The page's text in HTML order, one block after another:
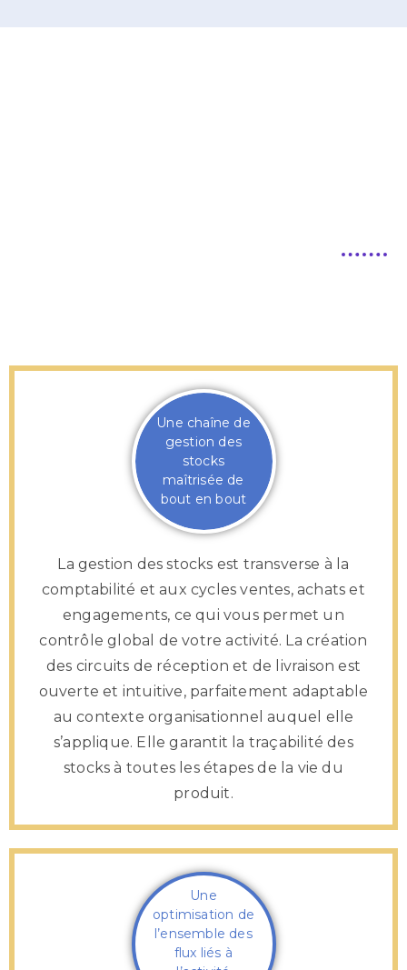
Une chaîne de
gestion des
stocks
maîtrisée de
bout en bout
La gestion des stocks est transverse à la
comptabilité et aux cycles ventes, achats et
engagements, ce qui vous permet un
contrôle global de votre activité. La création
des circuits de réception et de livraison est
ouverte et intuitive, parfaitement adaptable
au contexte organisationnel auquel elle
s’applique. Elle garantit la traçabilité des
stocks à toutes les étapes de la vie du
produit.
Une
optimisation de
l’ensemble des
flux liés à